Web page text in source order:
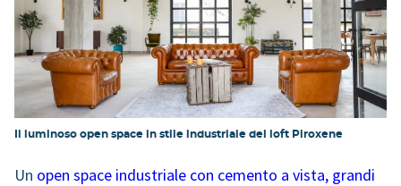
Il luminoso open space in stile industriale del loft Piroxene
Un open space industriale con cemento a vista, grandi